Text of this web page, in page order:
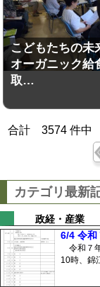
こどもたちの未
オーガニック給
取…
合計3574 件中
カテゴリ最新
政経・産業
6/4 令
令和７
10時、錦